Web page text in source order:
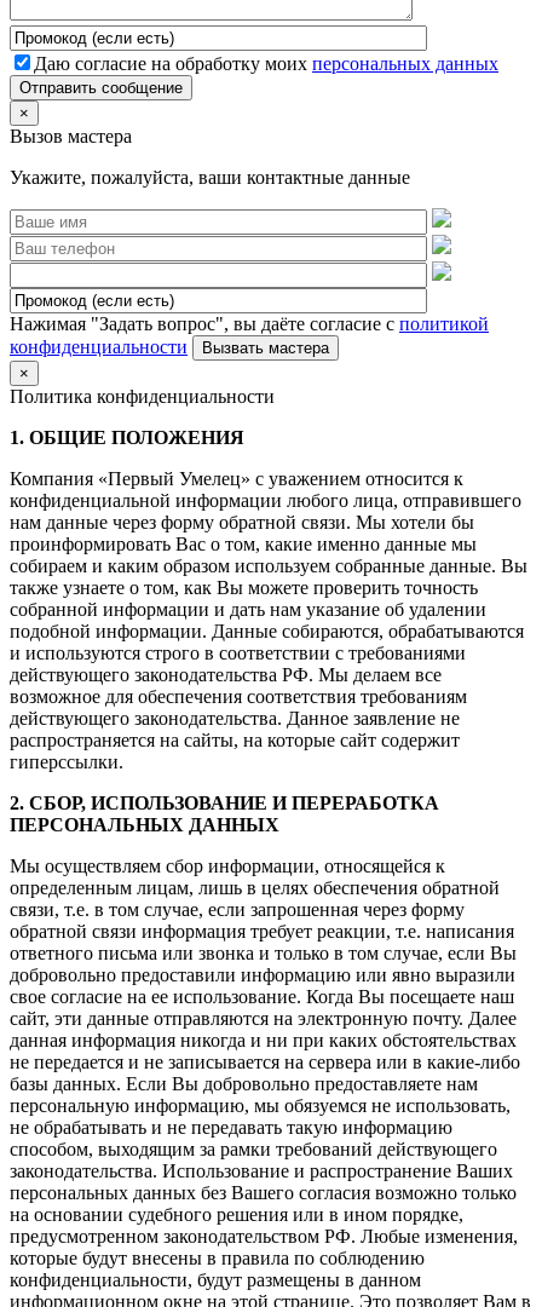
Даю согласие на обработку моих персональных данных
Отправить сообщение
×
Вызов мастера
Укажите, пожалуйста, ваши контактные данные
Нажимая "Задать вопрос", вы даёте согласие с политикой
конфиденциальности
×
Политика конфиденциальности
1. ОБЩИЕ ПОЛОЖЕНИЯ
Компания «Первый Умелец» с уважением относится к
конфиденциальной информации любого лица, отправившего
нам данные через форму обратной связи. Мы хотели бы
проинформировать Вас о том, какие именно данные мы
собираем и каким образом используем собранные данные. Вы
также узнаете о том, как Вы можете проверить точность
собранной информации и дать нам указание об удалении
подобной информации. Данные собираются, обрабатываются
и используются строго в соответствии с требованиями
действующего законодательства РФ. Мы делаем все
возможное для обеспечения соответствия требованиям
действующего законодательства. Данное заявление не
распространяется на сайты, на которые сайт содержит
гиперссылки.
2. СБОР, ИСПОЛЬЗОВАНИЕ И ПЕРЕРАБОТКА
ПЕРСОНАЛЬНЫХ ДАННЫХ
Мы осуществляем сбор информации, относящейся к
определенным лицам, лишь в целях обеспечения обратной
связи, т.е. в том случае, если запрошенная через форму
обратной связи информация требует реакции, т.е. написания
ответного письма или звонка и только в том случае, если Вы
добровольно предоставили информацию или явно выразили
свое согласие на ее использование. Когда Вы посещаете наш
сайт, эти данные отправляются на электронную почту. Далее
данная информация никогда и ни при каких обстоятельствах
не передается и не записывается на сервера или в какие-либо
базы данных. Если Вы добровольно предоставляете нам
персональную информацию, мы обязуемся не использовать,
не обрабатывать и не передавать такую информацию
способом, выходящим за рамки требований действующего
законодательства. Использование и распространение Ваших
персональных данных без Вашего согласия возможно только
на основании судебного решения или в ином порядке,
предусмотренном законодательством РФ. Любые изменения,
которые будут внесены в правила по соблюдению
конфиденциальности, будут размещены в данном
информационном окне на этой странице. Это позволяет Вам в